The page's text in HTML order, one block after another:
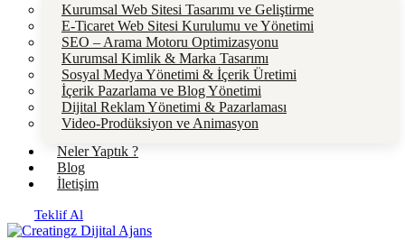
Kurumsal Web Sitesi Tasarımı ve Geliştirme
E-Ticaret Web Sitesi Kurulumu ve Yönetimi
SEO – Arama Motoru Optimizasyonu
Kurumsal Kimlik & Marka Tasarımı
Sosyal Medya Yönetimi & İçerik Üretimi
İçerik Pazarlama ve Blog Yönetimi
Dijital Reklam Yönetimi & Pazarlaması
Video-Prodüksiyon ve Animasyon
Neler Yaptık ?
Blog
İletişim
Teklif Al